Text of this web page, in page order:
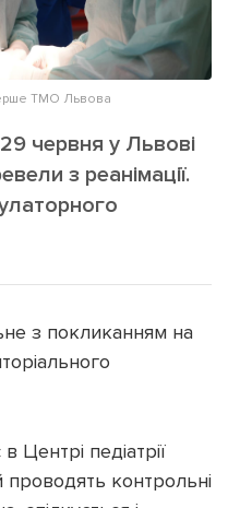
in Lviv
ТМО Львова
червня у Львові
з реанімації.
з покликанням на
Центрі педіатрії
проводять контрольні